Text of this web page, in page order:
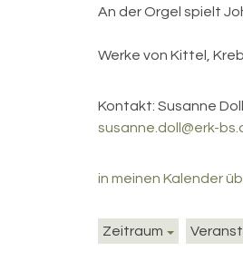
An der Orgel spielt
Werke von Kittel,
Kontakt: Susanne Doll
susanne.doll@erk-
in meinen Kalender
Zeitraum